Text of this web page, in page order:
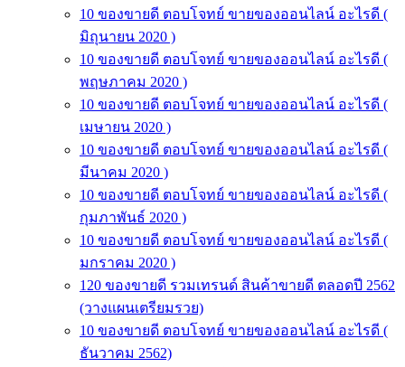
10 ของขายดี ตอบโจทย์ ขายของออนไลน์ อะไรดี (
มิถุนายน 2020 )
10 ของขายดี ตอบโจทย์ ขายของออนไลน์ อะไรดี (
พฤษภาคม 2020 )
10 ของขายดี ตอบโจทย์ ขายของออนไลน์ อะไรดี (
เมษายน 2020 )
10 ของขายดี ตอบโจทย์ ขายของออนไลน์ อะไรดี (
มีนาคม 2020 )
10 ของขายดี ตอบโจทย์ ขายของออนไลน์ อะไรดี (
กุมภาพันธ์ 2020 )
10 ของขายดี ตอบโจทย์ ขายของออนไลน์ อะไรดี (
มกราคม 2020 )
120 ของขายดี รวมเทรนด์ สินค้าขายดี ตลอดปี 2562
(วางแผนเตรียมรวย)
10 ของขายดี ตอบโจทย์ ขายของออนไลน์ อะไรดี (
ธันวาคม 2562)